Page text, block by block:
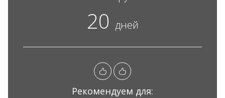
20 дней
Рекомендуем для: